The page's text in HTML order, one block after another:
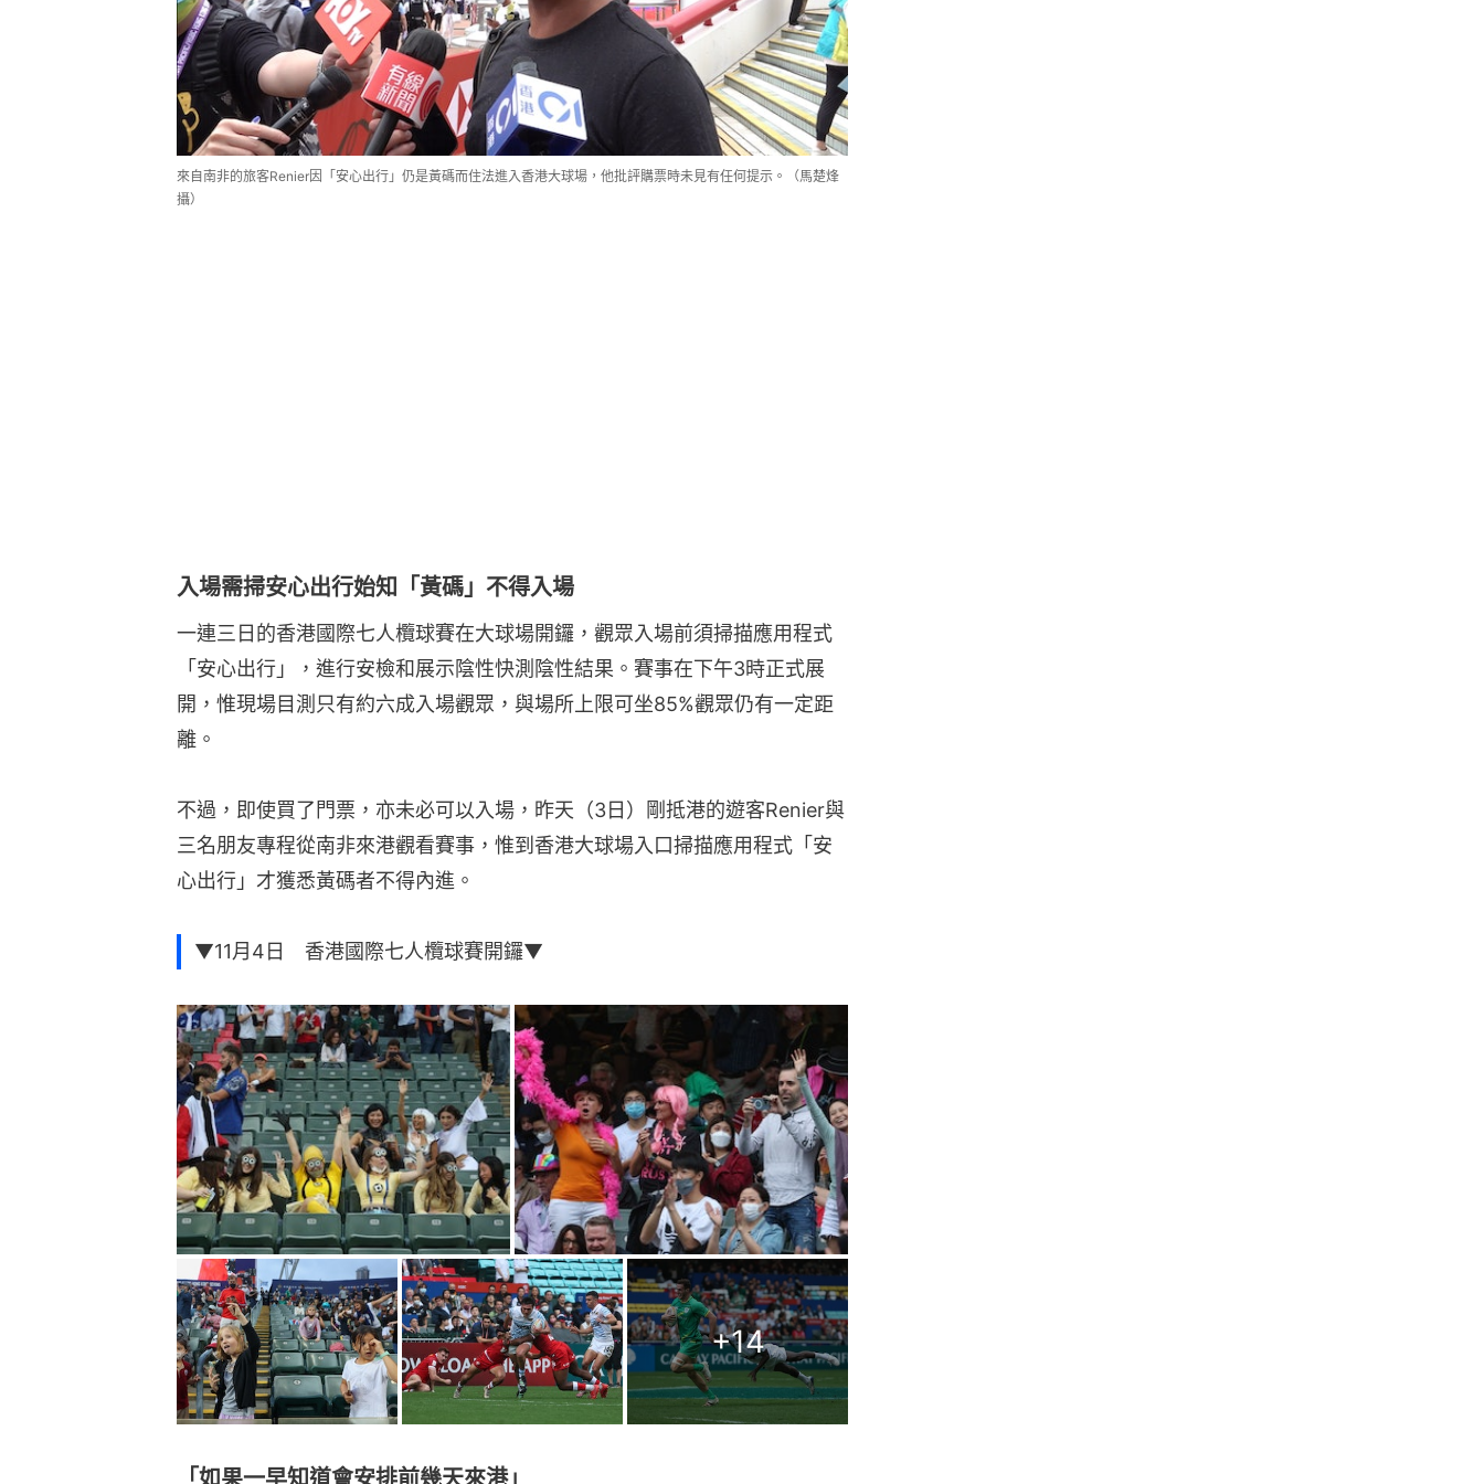
來自南非的旅客Renier因「安心出行」仍是黃碼而住法進入香港大球場，他批評購票時未見有任何提示。（馬楚烽
攝）
入場需掃安心出行始知「黃碼」不得入場
一連三日的香港國際七人欖球賽在大球場開鑼，觀眾入場前須掃描應用程式
「安心出行」，進行安檢和展示陰性快測陰性結果。賽事在下午3時正式展
開，惟現場目測只有約六成入場觀眾，與場所上限可坐85%觀眾仍有一定距
離。
不過，即使買了門票，亦未必可以入場，昨天（3日）剛抵港的遊客Renier與
三名朋友專程從南非來港觀看賽事，惟到香港大球場入口掃描應用程式「安
心出行」才獲悉黃碼者不得內進。
▼11月4日 香港國際七人欖球賽開鑼▼
+14
「如果一早知道會安排前幾天來港」